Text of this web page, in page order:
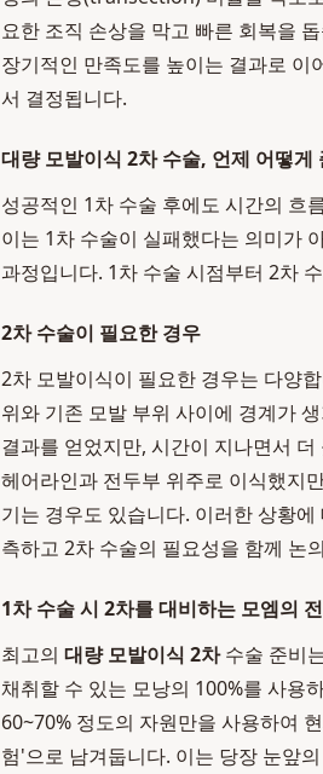
요한 조직 손상을 막고 빠른 회복을
장기적인 만족도를 높이는 결과로 이
서 결정됩니다.
대량 모발이식 2차 수술, 언제 어떻게
성공적인 1차 수술 후에도 시간의 흐
이는 1차 수술이 실패했다는 의미가
과정입니다. 1차 수술 시점부터 2차
2차 수술이 필요한 경우
2차 모발이식이 필요한 경우는 다양
위와 기존 모발 부위 사이에 경계가
결과를 얻었지만, 시간이 지나면서
헤어라인과 전두부 위주로 이식했지
기는 경우도 있습니다. 이러한 상황에
측하고 2차 수술의 필요성을 함께 논
1차 수술 시 2차를 대비하는 모엠의
최고의 대량 모발이식 2차수술 준비
채취할 수 있는 모낭의 100%를 사용
60~70% 정도의 자원만을 사용하여
험'으로 남겨둡니다. 이는 당장 눈앞